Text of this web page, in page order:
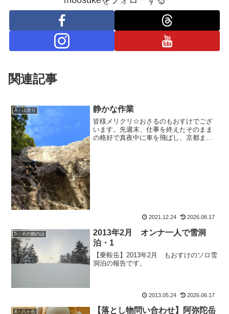
関連記事
A・山登り 静かな作業
皆様メリクリ☆おさるのもおすけでござ
います。先週末、仕事を終えたそのまま
の格好で真夜中に車を飛ばし、京都ま
2021.12.24 2026.06.17
5・その他の山
2013年2月 オンナ一人で雪洞
泊・1
【乗鞍岳】2013年2月 もおすけのソロ雪
洞泊の報告です。
2013.05.24 2026.06.17
4・八ヶ岳 【落とし物問い合わせ】阿弥陀岳